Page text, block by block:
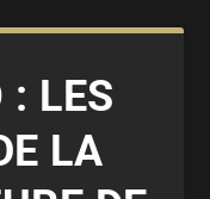
: LES
LA